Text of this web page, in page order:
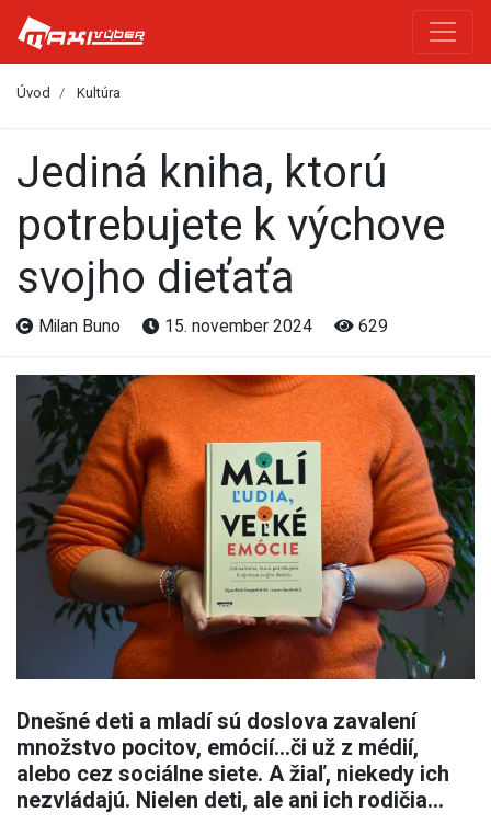
Úvod Kultúra
Jediná kniha, ktorú
potrebujete k výchove
svojho dieťaťa
Milan Buno 15. november 2024 629
Dnešné deti a mladí sú doslova zavalení
množstvo pocitov, emócií...či už z médií,
alebo cez sociálne siete. A žiaľ, niekedy ich
nezvládajú. Nielen deti, ale ani ich rodičia...